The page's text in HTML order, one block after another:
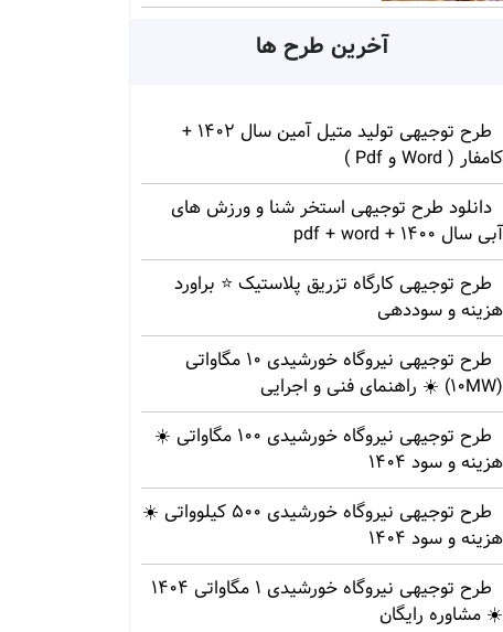
آخرین طرح ها
طرح توجیهی تولید متیل آمین سال 1402 +
کامفار ( Word و Pdf )
دانلود طرح توجیهی استخر شنا و ورزش های
آبی سال 1400 + pdf + word
طرح توجیهی کارگاه تزریق پلاستیک ⭐ براورد
هزینه و سوددهی
طرح توجیهی نیروگاه خورشیدی 10 مگاواتی
(10MW) ☀️ راهنمای فنی و اجرایی
طرح توجیهی نیروگاه خورشیدی 100 مگاواتی ☀️
هزینه‌ و سود 1404
طرح توجیهی نیروگاه خورشیدی 500 کیلوواتی ☀️
هزینه‌ و سود 1404
طرح توجیهی نیروگاه خورشیدی 1 مگاواتی 1404
☀️ مشاوره رایگان